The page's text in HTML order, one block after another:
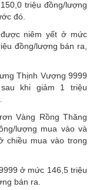
triệu đồng/lượng
đó.
niêm yết ở mức
đồng/lượng bán ra,
Thịnh Vượng 9999
khi giảm 1 triệu
Vàng Rồng Thăng
lượng mua vào và
chiều mua vào trong
ở mức 146,5 triệu
bán ra.